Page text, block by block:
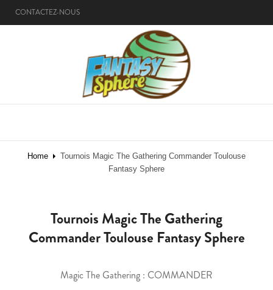
CONTACTEZ-NOUS
Home
Tournois Magic The Gathering Commander Toulouse
Fantasy Sphere
Tournois Magic The Gathering
Commander Toulouse Fantasy Sphere
Magic The Gathering : COMMANDER